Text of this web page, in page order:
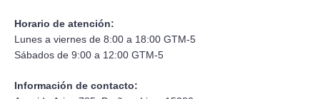
Horario de atención:
Lunes a viernes de 8:00 a 18:00 GTM-5
Sábados de 9:00 a 12:00 GTM-5
Información de contacto: